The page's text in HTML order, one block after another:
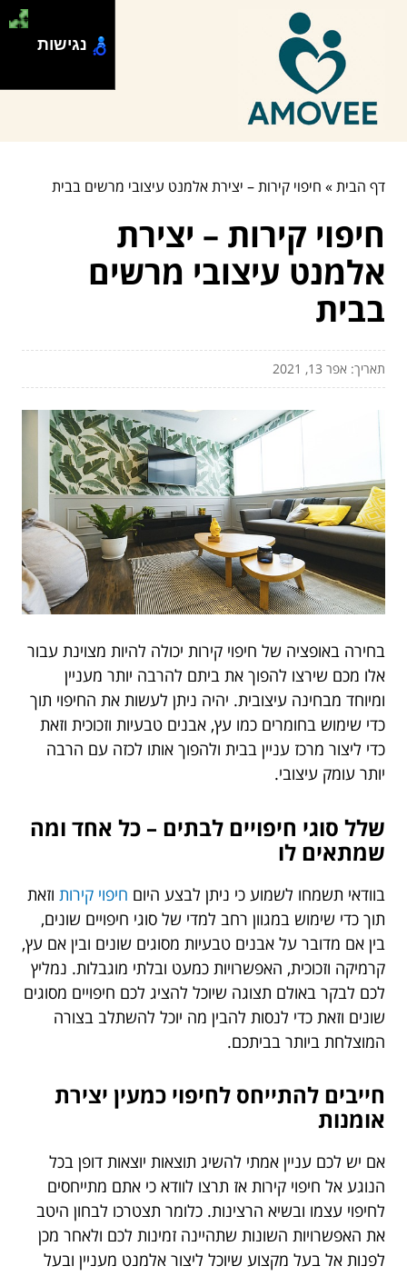
דף הבית» חיפוי קירות – יצירת אלמנט עיצובי מרשים בבית
חיפוי קירות – יצירת
אלמנט עיצובי מרשים
בבית
תאריך: אפר 13, 2021
בחירה באופציה של חיפוי קירות יכולה להיות מצוינת עבור
אלו מכם שירצו להפוך את ביתם להרבה יותר מעניין
ומיוחד מבחינה עיצובית. יהיה ניתן לעשות את החיפוי תוך
כדי שימוש בחומרים כמו עץ, אבנים טבעיות וזכוכית וזאת
כדי ליצור מרכז עניין בבית ולהפוך אותו לכזה עם הרבה
יותר עומק עיצובי.
שלל סוגי חיפויים לבתים – כל אחד ומה
שמתאים לו
בוודאי תשמחו לשמוע כי ניתן לבצע היום חיפוי קירות וזאת
תוך כדי שימוש במגוון רחב למדי של סוגי חיפויים שונים,
בין אם מדובר על אבנים טבעיות מסוגים שונים ובין אם עץ,
קרמיקה וזכוכית, האפשרויות כמעט ובלתי מוגבלות. נמליץ
לכם לבקר באולם תצוגה שיוכל להציג לכם חיפויים מסוגים
שונים וזאת כדי לנסות להבין מה יוכל להשתלב בצורה
המוצלחת ביותר בביתכם.
חייבים להתייחס לחיפוי כמעין יצירת
אומנות
אם יש לכם עניין אמתי להשיג תוצאות יוצאות דופן בכל
הנוגע אל חיפוי קירות אז תרצו לוודא כי אתם מתייחסים
לחיפוי עצמו ובשיא הרצינות. כלומר תצטרכו לבחון היטב
את האפשרויות השונות שתהיינה זמינות לכם ולאחר מכן
לפנות אל בעל מקצוע שיוכל ליצור אלמנט מעניין ובעל
נגישות